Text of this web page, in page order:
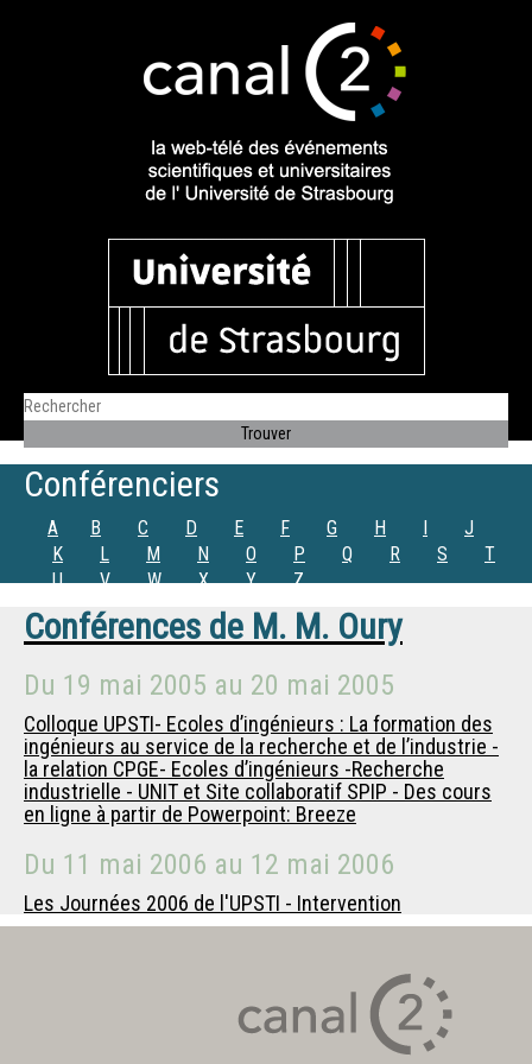
Conférenciers
A B C D E F G H I
J
K
L M N O P Q R S
T
U
V W X Y Z
Conférences de M. M. Oury
Du 19 mai 2005 au 20 mai 2005
Colloque UPSTI- Ecoles d’ingénieurs : La formation des
ingénieurs au service de la recherche et de l’industrie -
la relation CPGE- Ecoles d’ingénieurs -Recherche
industrielle - UNIT et Site collaboratif SPIP - Des cours
en ligne à partir de Powerpoint: Breeze
Du 11 mai 2006 au 12 mai 2006
Les Journées 2006 de l'UPSTI - Intervention